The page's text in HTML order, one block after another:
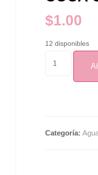
$1.00
12 disponibles
Categoría: